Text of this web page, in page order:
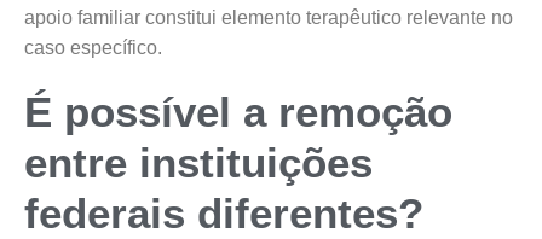
apoio familiar constitui elemento terapêutico relevante no
caso específico.
É possível a remoção
entre instituições
federais diferentes?